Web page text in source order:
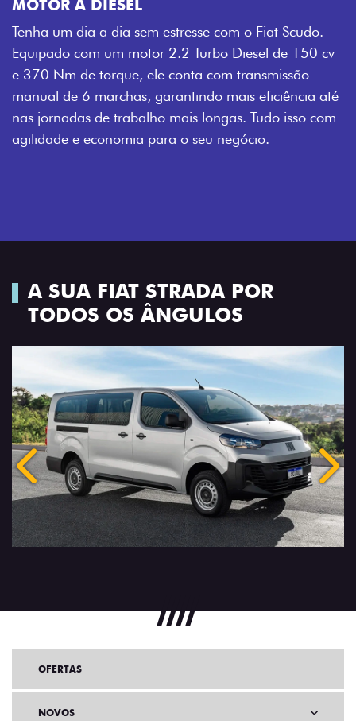
MOTOR A DIESEL
Tenha um dia a dia sem estresse com o Fiat Scudo.
Equipado com um motor 2.2 Turbo Diesel de 150 cv
e 370 Nm de torque, ele conta com transmissão
manual de 6 marchas, garantindo mais eficiência até
nas jornadas de trabalho mais longas. Tudo isso com
agilidade e economia para o seu negócio.
A SUA FIAT STRADA POR
TODOS OS ÂNGULOS
Anterior
OFERTAS
NOVOS